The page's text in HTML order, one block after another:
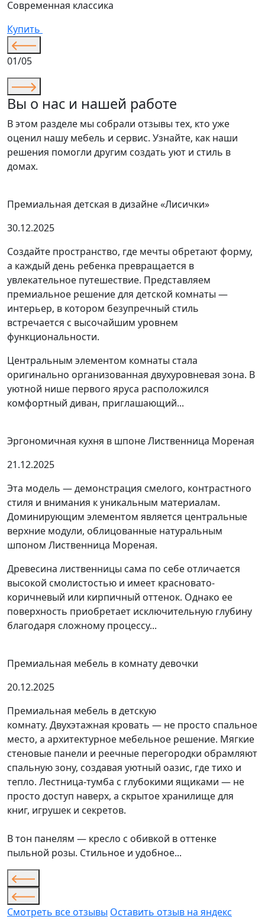
Современная классика
Купить
01/05
Вы о нас и нашей работе
В этом разделе мы собрали отзывы тех, кто уже
оценил нашу мебель и сервис. Узнайте, как наши
решения помогли другим создать уют и стиль в
домах.
Премиальная детская в дизайне «Лисички»
30.12.2025
Создайте пространство, где мечты обретают форму,
а каждый день ребенка превращается в
увлекательное путешествие. Представляем
премиальное решение для детской комнаты —
интерьер, в котором безупречный стиль
встречается с высочайшим уровнем
функциональности.
Центральным элементом комнаты стала
оригинально организованная двухуровневая зона. В
уютной нише первого яруса расположился
комфортный диван, приглашающий...
Эргономичная кухня в шпоне Лиственница Мореная
21.12.2025
Эта модель — демонстрация смелого, контрастного
стиля и внимания к уникальным материалам.
Доминирующим элементом является центральные
верхние модули, облицованные натуральным
шпоном Лиственница Мореная.
Древесина лиственницы сама по себе отличается
высокой смолистостью и имеет красновато-
коричневый или кирпичный оттенок. Однако ее
поверхность приобретает исключительную глубину
благодаря сложному процессу...
Премиальная мебель в комнату девочки
20.12.2025
Премиальная мебель в детскую
комнату. Двухэтажная кровать — не просто спальное
место, а архитектурное мебельное решение. Мягкие
стеновые панели и реечные перегородки обрамляют
спальную зону, создавая уютный оазис, где тихо и
тепло. Лестница-тумба с глубокими ящиками — не
просто доступ наверх, а скрытое хранилище для
книг, игрушек и секретов.
В тон панелям — кресло с обивкой в оттенке
пыльной розы. Стильное и удобное...
Смотреть все отзывы Оставить отзыв на яндекс